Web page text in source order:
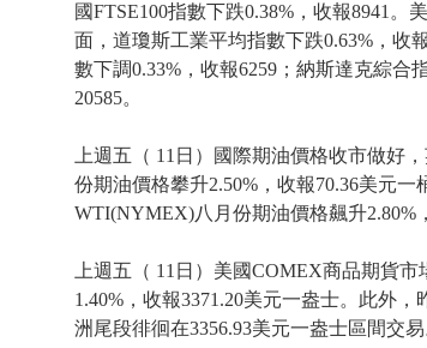
國FTSE100指數下跌0.38%，收報8941。
面，道瓊斯工業平均指數下跌0.63%，收
數下調0.33%，收報6259；納斯達克綜合
20585。
上週五（ 11日）國際期油價格收市做好
份期油價格攀升2.50%，收報70.36美元一
WTI(NYMEX)八月份期油價格飆升2.80%
上週五（ 11日）美國COMEX商品期貨
1.40%，收報3371.20美元一盎士。此外
洲尾段徘徊在3356.93美元一盎士區間交易